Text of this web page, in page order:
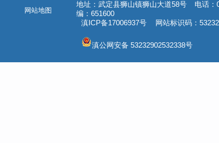
网站地图
地址：武定县狮山镇狮山大道58号 电话
编：651600
滇ICP备17006937号
网站标识码：
滇公网安备 53232902532338号